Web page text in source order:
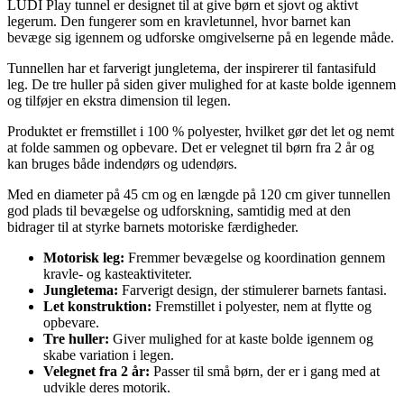
LUDI Play tunnel er designet til at give børn et sjovt og aktivt
legerum. Den fungerer som en kravletunnel, hvor barnet kan
bevæge sig igennem og udforske omgivelserne på en legende måde.
Tunnellen har et farverigt jungletema, der inspirerer til fantasifuld
leg. De tre huller på siden giver mulighed for at kaste bolde igennem
og tilføjer en ekstra dimension til legen.
Produktet er fremstillet i 100 % polyester, hvilket gør det let og nemt
at folde sammen og opbevare. Det er velegnet til børn fra 2 år og
kan bruges både indendørs og udendørs.
Med en diameter på 45 cm og en længde på 120 cm giver tunnellen
god plads til bevægelse og udforskning, samtidig med at den
bidrager til at styrke barnets motoriske færdigheder.
Motorisk leg: Fremmer bevægelse og koordination gennem
kravle- og kasteaktiviteter.
Jungletema: Farverigt design, der stimulerer barnets fantasi.
Let konstruktion: Fremstillet i polyester, nem at flytte og
opbevare.
Tre huller: Giver mulighed for at kaste bolde igennem og
skabe variation i legen.
Velegnet fra 2 år: Passer til små børn, der er i gang med at
udvikle deres motorik.